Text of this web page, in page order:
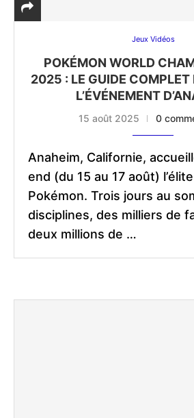
Jeux Vidéos
POKÉMON WORLD
2025 : LE GUIDE COMPLET
L’ÉVÉNEMENT
15 août 2025 0
Anaheim, Californie,
end (du 15 au 17 août)
Pokémon. Trois jours au
disciplines, des milliers de
deux millions de …